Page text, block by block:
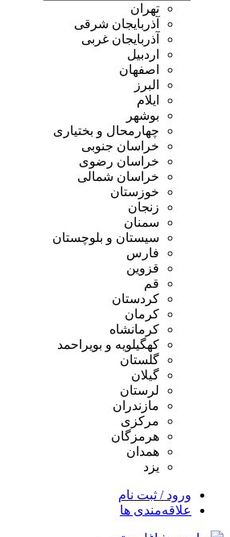
تهران
آذربایجان شرقی
آذربایجان غربی
اردبیل
اصفهان
البرز
ایلام
بوشهر
چهارمحال و بختیاری
خراسان جنوبی
خراسان رضوی
خراسان شمالی
خوزستان
زنجان
سمنان
سیستان و بلوچستان
فارس
قزوین
قم
کردستان
کرمان
کرمانشاه
کهگیلویه و بویراحمد
گلستان
گیلان
لرستان
مازندران
مرکزی
هرمزگان
همدان
یزد
ورود / ثبت نام
علاقه‌مندی ها